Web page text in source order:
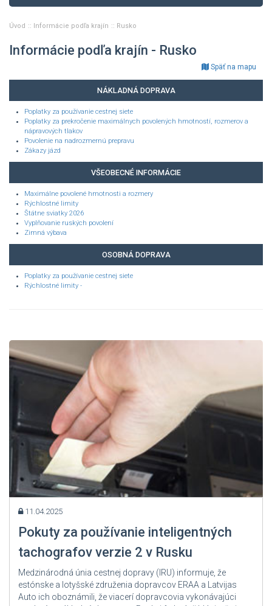
Úvod Informácie podľa krajín Rusko
Informácie podľa krajín - Rusko
Späť na mapu
NÁKLADNÁ DOPRAVA
Poplatky za používanie cestnej siete
Poplatky za prekročenie maximálnych povolených hmotností, rozmerov a
nápravových tlakov
Povolenie na nadrozmernú prepravu
Zákazy jázd
VŠEOBECNÉ INFORMÁCIE
Maximálne povolené hmotnosti a rozmery
Rýchlostné limity
Štátne sviatky 2026
Vyplňovanie ruských povolení
Zimná výbava
OSOBNÁ DOPRAVA
Poplatky za používanie cestnej siete
Rýchlostné limity -
11.04.2025
Pokuty za používanie inteligentných
tachografov verzie 2 v Rusku
Medzinárodná únia cestnej dopravy (IRU) informuje, že
estónske a lotyšské združenia dopravcov ERAA a Latvijas
Auto ich oboznámili, že viacerí dopravcovia vykonávajúci